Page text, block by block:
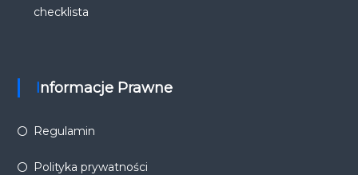
checklista
Informacje Prawne
Regulamin
Polityka prywatności